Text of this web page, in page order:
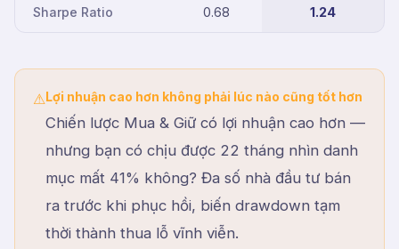
Sharpe Ratio 0.68 1.24
⚠Lợi nhuận cao hơn không phải lúc nào cũng tốt hơn
Chiến lược Mua & Giữ có lợi nhuận cao hơn —
nhưng bạn có chịu được 22 tháng nhìn danh
mục mất 41% không? Đa số nhà đầu tư bán
ra trước khi phục hồi, biến drawdown tạm
thời thành thua lỗ vĩnh viễn.